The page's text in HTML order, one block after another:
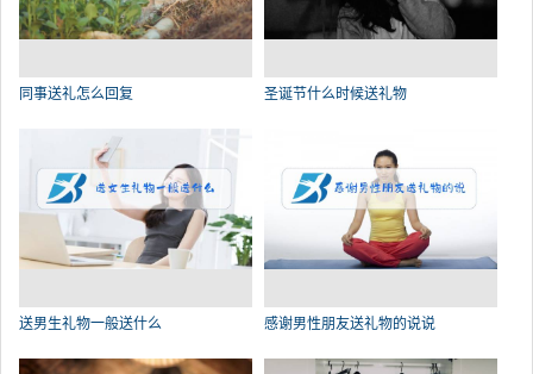
同事送礼怎么回复 圣诞节什么时候送礼物
送男生礼物一般送什么 感谢男性朋友送礼物的说说